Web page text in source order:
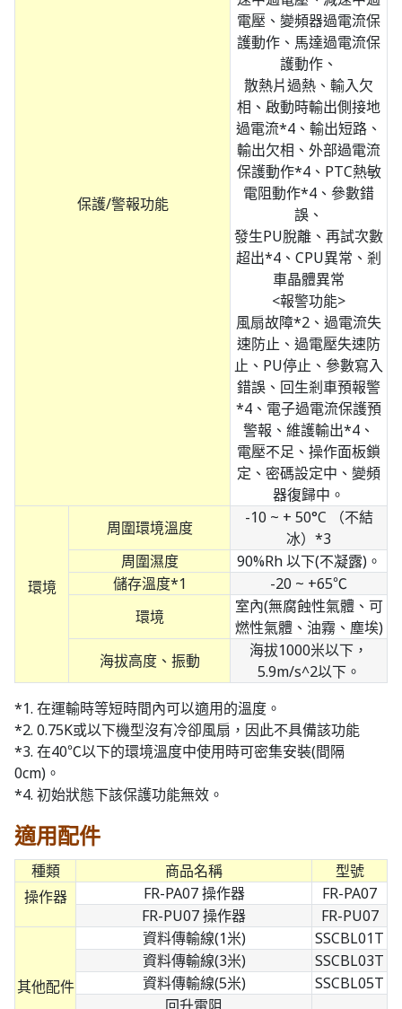
保護/警報功能
電壓、變頻器過電流保
護動作、馬達過電流保
護動作、
散熱片過熱、輸入欠
相、啟動時輸出側接地
過電流*4、輸出短路、
輸出欠相、外部過電流
保護動作*4、PTC熱敏
電阻動作*4、參數錯
誤、
發生PU脫離、再試次數
超出*4、CPU異常、剎
車晶體異常
<報警功能>
風扇故障*2、過電流失
速防止、過電壓失速防
止、PU停止、參數寫入
錯誤、回生剎車預報警
*4、電子過電流保護預
警報、維護輸出*4、
電壓不足、操作面板鎖
定、密碼設定中、變頻
器復歸中。
環境
周圍環境溫度
-10 ~ + 50°C （不結
冰）*3
周圍濕度
90%Rh 以下(不凝露)。
儲存溫度*1
-20 ~ +65℃
環境
室內(無腐蝕性氣體、可
燃性氣體、油霧、塵埃)
海拔高度、振動
海拔1000米以下，
5.9m/s^2以下。
*1. 在運輸時等短時間內可以適用的溫度。
*2. 0.75K或以下機型沒有冷卻風扇，因此不具備該功能
*3. 在40℃以下的環境溫度中使用時可密集安裝(間隔
0cm)。
*4. 初始狀態下該保護功能無效。
適用配件
種類 商品名稱
型號
操作器
FR-PA07 操作器
FR-PA07
FR-PU07 操作器
FR-PU07
其他配件
資料傳輸線(1米)
SSCBL01T
資料傳輸線(3米)
SSCBL03T
資料傳輸線(5米)
SSCBL05T